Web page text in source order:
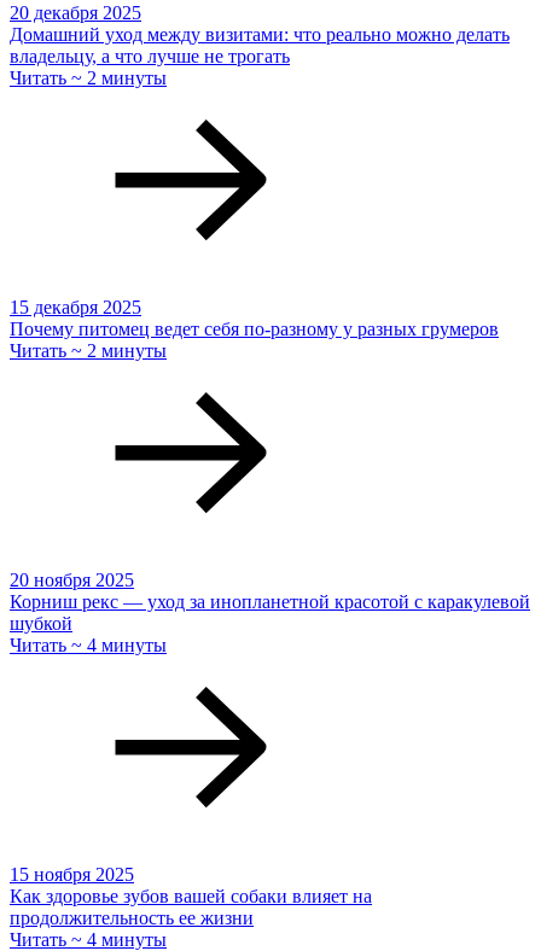
20 декабря 2025
Домашний уход между визитами: что реально можно делать
владельцу, а что лучше не трогать
Читать ~ 2 минуты
15 декабря 2025
Почему питомец ведет себя по-разному у разных грумеров
Читать ~ 2 минуты
20 ноября 2025
Корниш рекс — уход за инопланетной красотой с каракулевой
шубкой
Читать ~ 4 минуты
15 ноября 2025
Как здоровье зубов вашей собаки влияет на
продолжительность ее жизни
Читать ~ 4 минуты